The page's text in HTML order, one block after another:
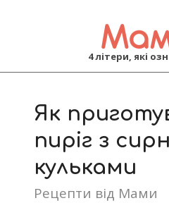
4 літери, які
Як
пиріг з
кульками
Рецепти від Мами